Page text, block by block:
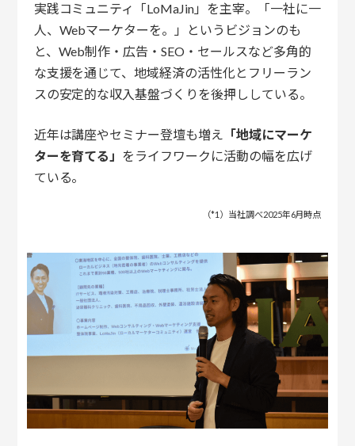
実践コミュニティ「LoMaJin」を主宰。「一社に一
人、Webマーケターを。」というビジョンのも
と、Web制作・広告・SEO・セールスなど多角的
な支援を通じて、地域経済の活性化とフリーラン
スの安定的な収入基盤づくりを後押ししている。
近年は講座やセミナー登壇も増え 「地域にマーケ
ターを育てる」 をライフワークに活動の幅を広げ
ている。
（*1）当社調べ2025年6月時点